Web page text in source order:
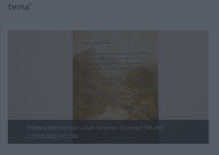
tema”.
Poesía escrita por Juan Antonio Gómez. MIJAS
COMUNICACIÓN